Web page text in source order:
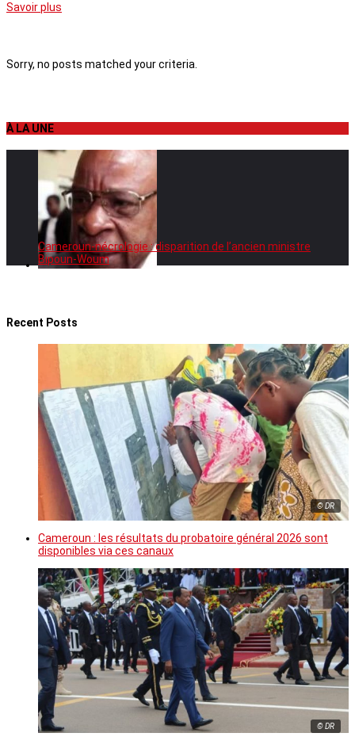
Savoir plus
Sorry, no posts matched your criteria.
À LA UNE
Cameroun-nécrologie : disparition de l’ancien ministre
Bipoun-Woum
Recent Posts
© DR
Cameroun : les résultats du probatoire général 2026 sont
disponibles via ces canaux
© DR